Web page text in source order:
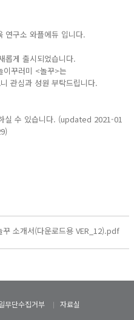
연구소 와플에듀 입니다.
롭게 출시되었습니다.
이꾸러미 <놀꾸>는
관심과 성원 부탁드립니다.
실 수 있습니다. (updated 2021-01
꾸 소개서(다운로드용 VER_12).pdf
무단수집거부 자료실